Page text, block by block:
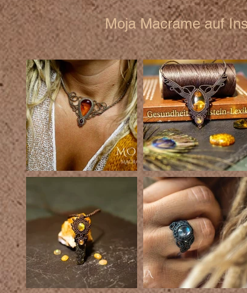
Moja Macrame auf